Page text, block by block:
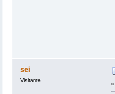
sei
Visitante
«